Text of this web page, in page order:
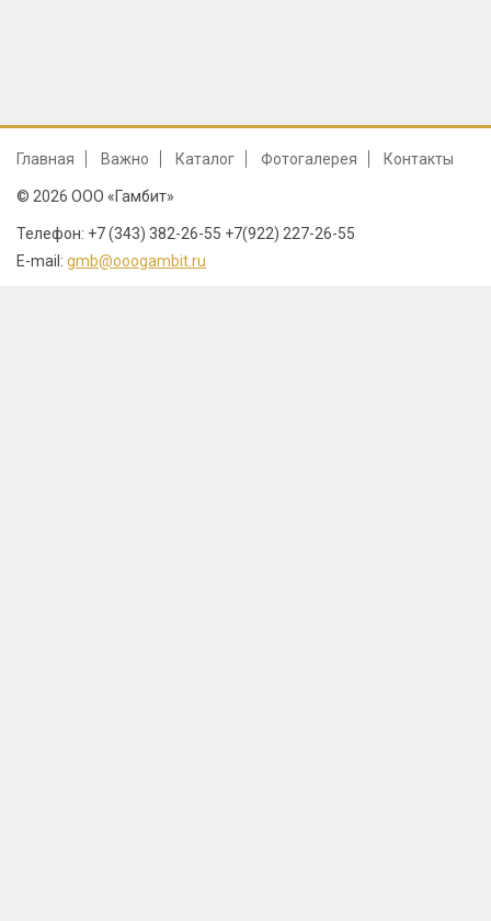
Главная Важно Каталог Фотогалерея Контакты
© 2026 ООО «Гамбит»
Телефон: +7 (343) 382-26-55 +7(922) 227-26-55
E-mail: gmb@ooogambit.ru